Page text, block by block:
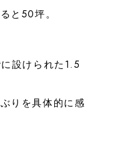
と50坪。
設けられた1.5
りを具体的に感